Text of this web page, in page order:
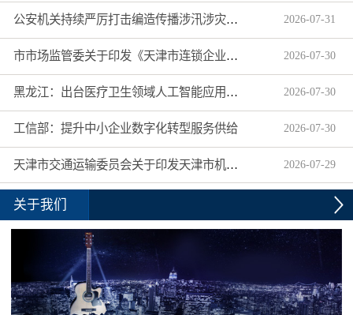
公安机关持续严厉打击编造传播涉汛涉灾网络谣言 2026-07-31
市市场监管委关于印发《天津市连锁企业食品经营许可“先证后核”信用承诺审批实施办法》的通知 2026-07-30
黑龙江：出台医疗卫生领域人工智能应用工作实施方案 2026-07-30
工信部：提升中小企业数字化转型服务供给 2026-07-30
天津市交通运输委员会关于印发天津市机动车驾驶员培训机构及教练员综合信用评价管理办法的通知 2026-07-29
关于我们